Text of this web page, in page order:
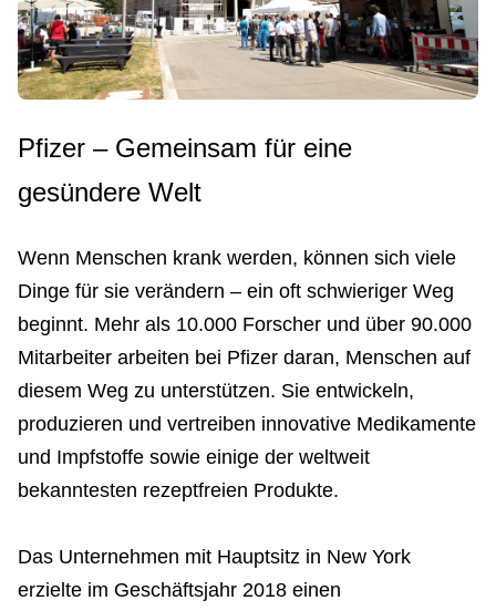
​​​​​Pfizer – Gemeinsam für eine
gesündere Welt
Wenn Menschen krank werden, können sich viele
Dinge für sie verändern – ein oft schwieriger Weg
beginnt. Mehr als 10.000 Forscher und über 90.000
Mitarbeiter arbeiten bei Pfizer daran, Menschen auf
diesem Weg zu unterstützen. Sie entwickeln,
produzieren und vertreiben innovative Medikamente
und Impfstoffe sowie einige der weltweit
bekanntesten rezeptfreien Produkte.
Das Unternehmen mit Hauptsitz in New York
erzielte im Geschäftsjahr 2018 einen